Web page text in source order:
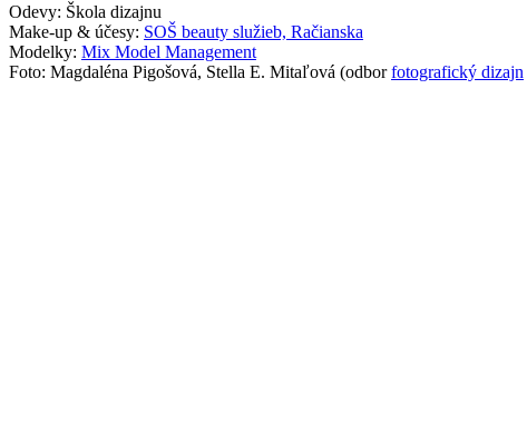
Odevy: Škola dizajnu
Make-up & účesy: SOŠ beauty služieb, Račianska
Modelky: Mix Model Management
Foto: Magdaléna Pigošová, Stella E. Mitaľová (odborfotografický dizajn